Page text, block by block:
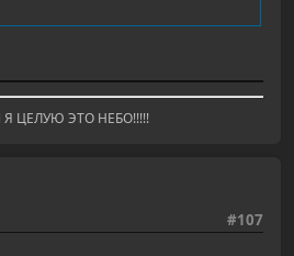
ЦЕЛУЮ ЭТО НЕБО!!!!!
#107